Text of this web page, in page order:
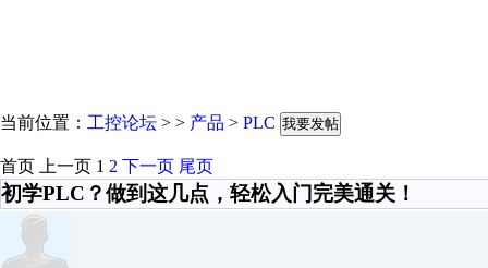
当前位置： 工控论坛 > > 产品 > PLC 我要发帖
首页 上一页 1 2 下一页 尾页
初学PLC？做到这几点，轻松入门完美通关！